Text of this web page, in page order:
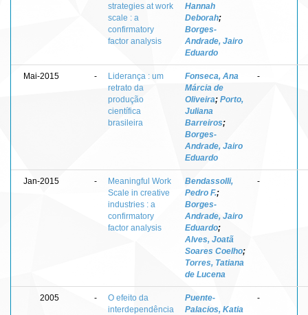
strategies at work
scale : a
confirmatory
factor analysis
Hannah
Deborah;
Borges-
Andrade, Jairo
Eduardo
Mai-2015 -
Liderança : um
retrato da
produção
científica
brasileira
Fonseca, Ana
Márcia de
Oliveira; Porto,
Juliana
Barreiros;
Borges-
Andrade, Jairo
Eduardo
-
Jan-2015 -
Meaningful Work
Scale in creative
industries : a
confirmatory
factor analysis
Bendassolli,
Pedro F.;
Borges-
Andrade, Jairo
Eduardo;
Alves, Joatã
Soares Coelho;
Torres, Tatiana
de Lucena
-
2005 -
O efeito da
interdependência
Puente-
Palacios, Katia
-